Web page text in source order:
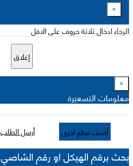
×
الرجاء ادخال ثلاثة حروف على الاقل
إغلاق
×
معلومات التسعيرة
أضف قطع اخرى أرسل الطلب
بحث برقم الهيكل او رقم الشاصي